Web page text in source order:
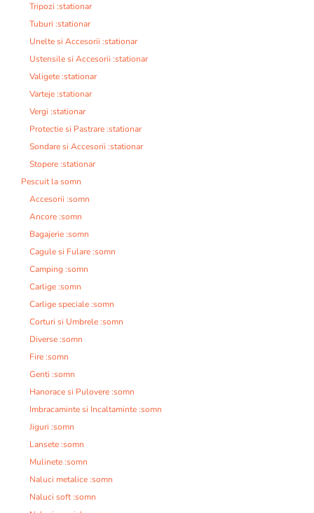
Tripozi :stationar
Tuburi :stationar
Unelte si Accesorii :stationar
Ustensile si Accesorii :stationar
Valigete :stationar
Varteje :stationar
Vergi :stationar
Protectie si Pastrare :stationar
Sondare si Accesorii :stationar
Stopere :stationar
Pescuit la somn
Accesorii :somn
Ancore :somn
Bagajerie :somn
Cagule si Fulare :somn
Camping :somn
Carlige :somn
Carlige speciale :somn
Corturi si Umbrele :somn
Diverse :somn
Fire :somn
Genti :somn
Hanorace si Pulovere :somn
Imbracaminte si Incaltaminte :somn
Jiguri :somn
Lansete :somn
Mulinete :somn
Naluci metalice :somn
Naluci soft :somn